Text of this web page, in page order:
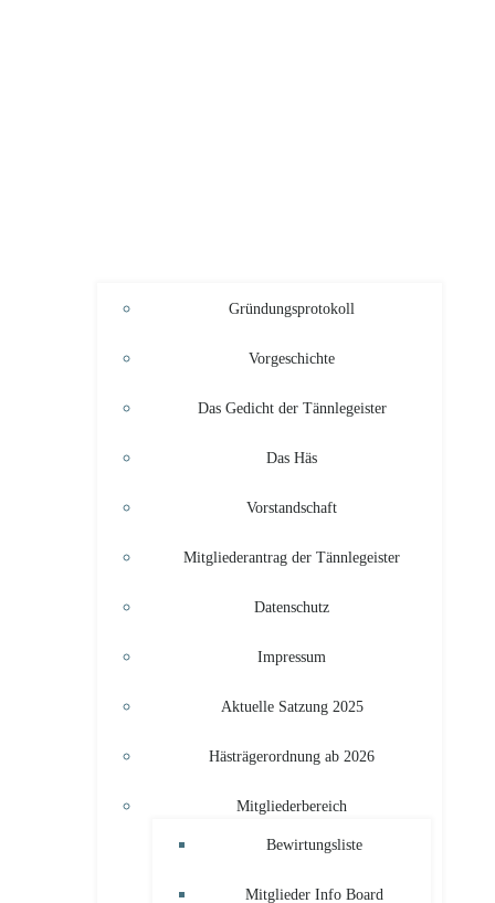
Gründungsprotokoll
Vorgeschichte
Das Gedicht der Tännlegeister
Das Häs
Vorstandschaft
Mitgliederantrag der Tännlegeister
Datenschutz
Impressum
Aktuelle Satzung 2025
Hästrägerordnung ab 2026
Mitgliederbereich
Bewirtungsliste
Mitglieder Info Board